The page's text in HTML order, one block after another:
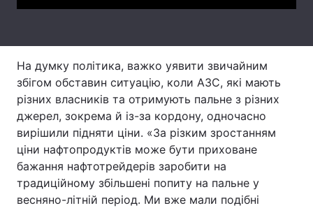
Послуги
На думку політика, важко уявити звичайним
збігом обставин ситуацію, коли АЗС, які мають
різних власників та отримують пальне з різних
джерел, зокрема й із-за кордону, одночасно
вирішили підняти ціни. «За різким зростанням
ціни нафтопродуктів може бути приховане
бажання нафтотрейдерів заробити на
традиційному збільшені попиту на пальне у
весняно-літній період. Ми вже мали подібні